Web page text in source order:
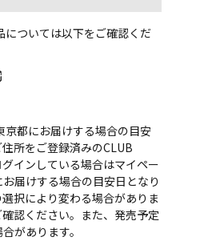
ついては以下をご確認くだ
都にお届けする場合の目安
所をご登録済みのCLUB
インしている場合はマイペー
届けする場合の目安日となり
択により変わる場合がありま
確認ください。また、発売予定
があります。